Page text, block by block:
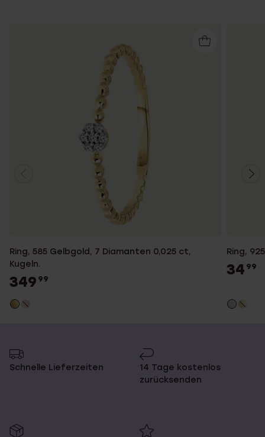
Ring, 585 Gelbgold, 7 Diamanten 0,025 ct,
Kugeln.
349 99
Ring,
34 99
Schnelle Lieferzeiten
14 Tage kostenlos
zurücksenden